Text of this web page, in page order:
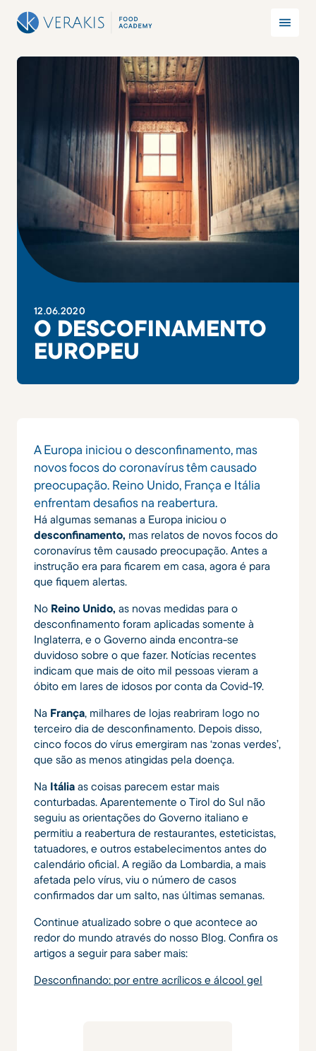
12.06.2020
O DESCOFINAMENTO
EUROPEU
A Europa iniciou o desconfinamento, mas
novos focos do coronavírus têm causado
preocupação. Reino Unido, França e Itália
enfrentam desafios na reabertura.
Há algumas semanas a Europa iniciou o
desconfinamento, mas relatos de novos focos do
coronavírus têm causado preocupação. Antes a
instrução era para ficarem em casa, agora é para
que fiquem alertas.
No Reino Unido, as novas medidas para o
desconfinamento foram aplicadas somente à
Inglaterra, e o Governo ainda encontra-se
duvidoso sobre o que fazer. Notícias recentes
indicam que mais de oito mil pessoas vieram a
óbito em lares de idosos por conta da Covid-19.
Na França, milhares de lojas reabriram logo no
terceiro dia de desconfinamento. Depois disso,
cinco focos do vírus emergiram nas ‘zonas verdes’,
que são as menos atingidas pela doença.
Na Itália as coisas parecem estar mais
conturbadas. Aparentemente o Tirol do Sul não
seguiu as orientações do Governo italiano e
permitiu a reabertura de restaurantes, esteticistas,
tatuadores, e outros estabelecimentos antes do
calendário oficial. A região da Lombardia, a mais
afetada pelo vírus, viu o número de casos
confirmados dar um salto, nas últimas semanas.
Continue atualizado sobre o que acontece ao
redor do mundo através do nosso Blog. Confira os
artigos a seguir para saber mais:
Desconfinando: por entre acrílicos e álcool gel